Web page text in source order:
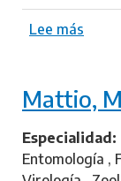
Lee más
r
e
M
a
Mattio,
Especialidad
Entomología ,